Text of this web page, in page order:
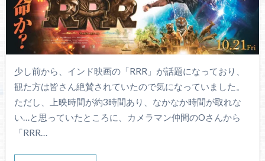
少し前から、インド映画の「RRR」が話題になっており、
観た方は皆さん絶賛されていたので気になっていました。
ただし、上映時間が約3時間あり、なかなか時間が取れな
い…と思っていたところに、カメラマン仲間のOさんから
「RRR…